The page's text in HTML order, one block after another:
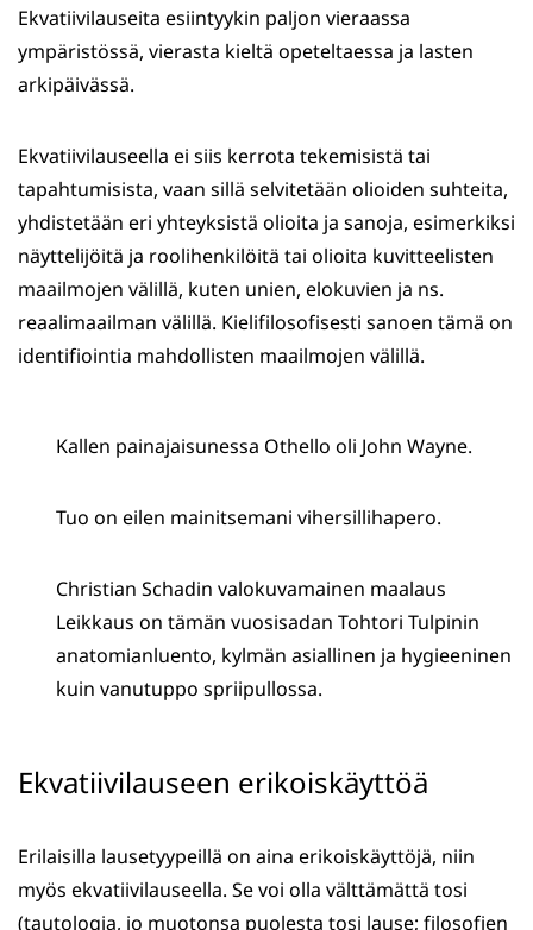
Ekvatiivilauseita esiintyykin paljon vieraassa
ympäristössä, vierasta kieltä opeteltaessa ja lasten
arkipäivässä.
Ekvatiivilauseella ei siis kerrota tekemisistä tai
tapahtumisista, vaan sillä selvitetään olioiden suhteita,
yhdistetään eri yhteyksistä olioita ja sanoja, esimerkiksi
näyttelijöitä ja roolihenkilöitä tai olioita kuvitteelisten
maailmojen välillä, kuten unien, elokuvien ja ns.
reaalimaailman välillä. Kielifilosofisesti sanoen tämä on
identifiointia mahdollisten maailmojen välillä.
Kallen painajaisunessa Othello oli John Wayne.
Tuo on eilen mainitsemani vihersillihapero.
Christian Schadin valokuvamainen maalaus
Leikkaus on tämän vuosisadan Tohtori Tulpinin
anatomianluento, kylmän asiallinen ja hygieeninen
kuin vanutuppo spriipullossa.
Ekvatiivilauseen erikoiskäyttöä
Erilaisilla lausetyypeillä on aina erikoiskäyttöjä, niin
myös ekvatiivilauseella. Se voi olla välttämättä tosi
(tautologia, jo muotonsa puolesta tosi lause; filosofien